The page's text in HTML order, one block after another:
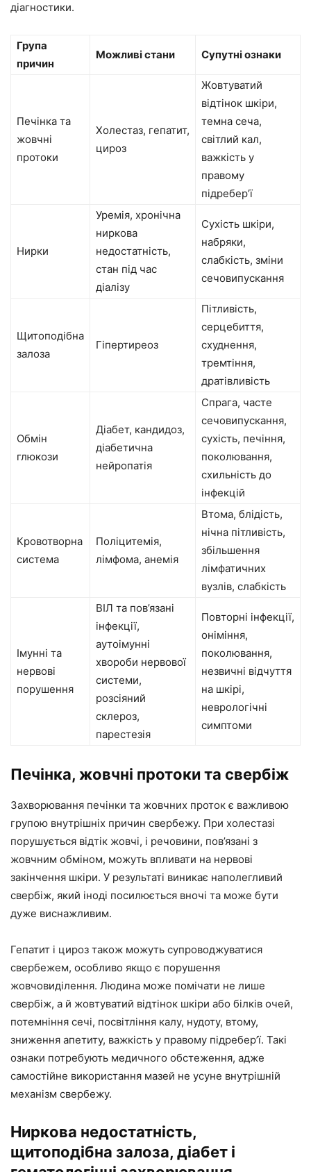
діагностики.
Група
причин
Можливі стани Супутні ознаки
Печінка та
жовчні
протоки
Холестаз, гепатит,
цироз
Жовтуватий
відтінок шкіри,
темна сеча,
світлий кал,
важкість у
правому
підребер’ї
Нирки
Уремія, хронічна
ниркова
недостатність,
стан під час
діалізу
Сухість шкіри,
набряки,
слабкість, зміни
сечовипускання
Щитоподібна
залоза
Гіпертиреоз
Пітливість,
серцебиття,
схуднення,
тремтіння,
дратівливість
Обмін
глюкози
Діабет, кандидоз,
діабетична
нейропатія
Спрага, часте
сечовипускання,
сухість, печіння,
поколювання,
схильність до
інфекцій
Кровотворна
система
Поліцитемія,
лімфома, анемія
Втома, блідість,
нічна пітливість,
збільшення
лімфатичних
вузлів, слабкість
Імунні та
нервові
порушення
ВІЛ та пов’язані
інфекції,
аутоімунні
хвороби нервової
системи,
розсіяний
склероз,
парестезія
Повторні інфекції,
оніміння,
поколювання,
незвичні відчуття
на шкірі,
неврологічні
симптоми
Печінка, жовчні протоки та свербіж
Захворювання печінки та жовчних проток є важливою
групою внутрішніх причин свербежу. При холестазі
порушується відтік жовчі, і речовини, пов’язані з
жовчним обміном, можуть впливати на нервові
закінчення шкіри. У результаті виникає наполегливий
свербіж, який іноді посилюється вночі та може бути
дуже виснажливим.
Гепатит і цироз також можуть супроводжуватися
свербежем, особливо якщо є порушення
жовчовиділення. Людина може помічати не лише
свербіж, а й жовтуватий відтінок шкіри або білків очей,
потемніння сечі, посвітління калу, нудоту, втому,
зниження апетиту, важкість у правому підребер’ї. Такі
ознаки потребують медичного обстеження, адже
самостійне використання мазей не усуне внутрішній
механізм свербежу.
Ниркова недостатність,
щитоподібна залоза, діабет і